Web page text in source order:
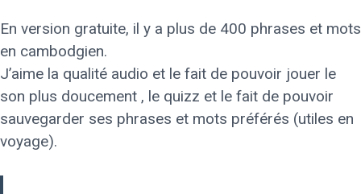
En version gratuite, il y a plus de 400 phrases et mots
en cambodgien.
J’aime la qualité audio et le fait de pouvoir jouer le
son plus doucement , le quizz et le fait de pouvoir
sauvegarder ses phrases et mots préférés (utiles en
voyage).